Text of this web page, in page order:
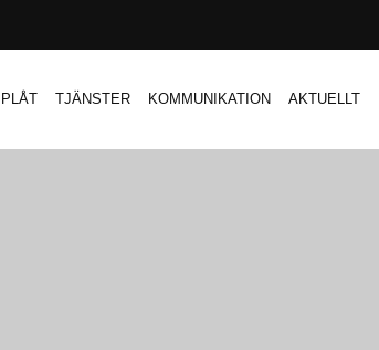
TJÄNSTER KOMMUNIKATION AKTUELLT